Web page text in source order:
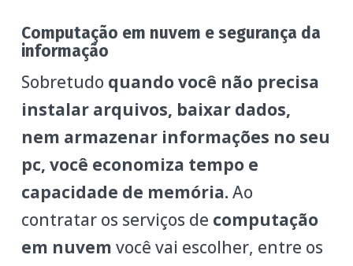
Computação em nuvem e segurança da
informação
Sobretudo quando você não precisa
instalar arquivos, baixar dados,
nem armazenar informações no seu
pc, você economiza tempo e
capacidade de memória.Ao
contratar os serviços de computação
em nuvem você vai escolher, entre os